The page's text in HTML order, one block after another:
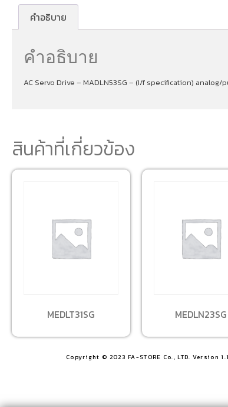
คำอธิบาย
คำอธิบาย
AC Servo Drive – MADLN53SG – (I/f specification)
สินค้าที่เกี่ยวข้อง
MEDLT31SG MEDLN23SG
Copyright © 2023 FA-STORE Co., LTD. Version